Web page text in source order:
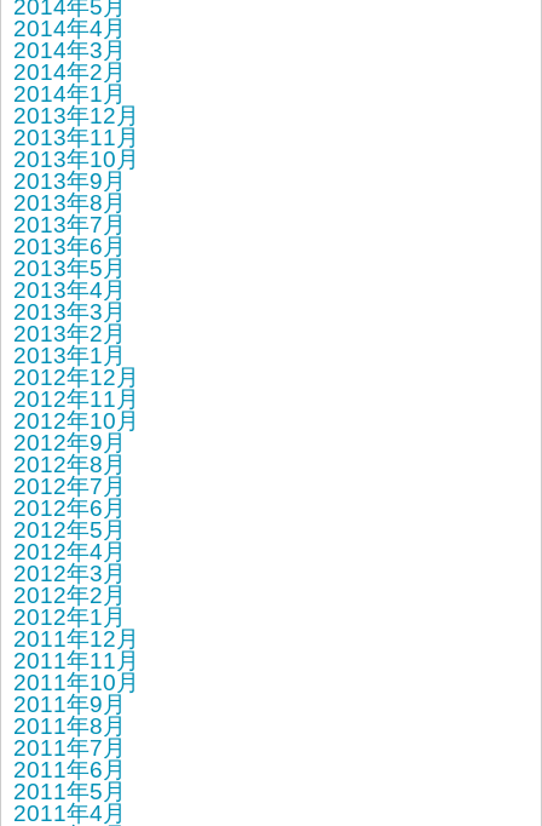
2014年5月
2014年4月
2014年3月
2014年2月
2014年1月
2013年12月
2013年11月
2013年10月
2013年9月
2013年8月
2013年7月
2013年6月
2013年5月
2013年4月
2013年3月
2013年2月
2013年1月
2012年12月
2012年11月
2012年10月
2012年9月
2012年8月
2012年7月
2012年6月
2012年5月
2012年4月
2012年3月
2012年2月
2012年1月
2011年12月
2011年11月
2011年10月
2011年9月
2011年8月
2011年7月
2011年6月
2011年5月
2011年4月